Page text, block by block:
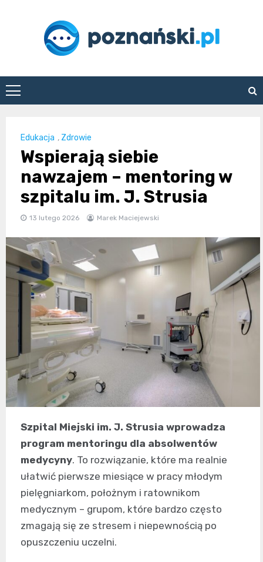
poznanski.pl
Edukacja , Zdrowie
Wspierają siebie
nawzajem – mentoring w
szpitalu im. J. Strusia
13 lutego 2026 Marek Maciejewski
Szpital Miejski im. J. Strusia wprowadza
program mentoringu dla absolwentów
medycyny. To rozwiązanie, które ma realnie
ułatwić pierwsze miesiące w pracy młodym
pielęgniarkom, położnym i ratownikom
medycznym – grupom, które bardzo często
zmagają się ze stresem i niepewnością po
opuszczeniu uczelni.